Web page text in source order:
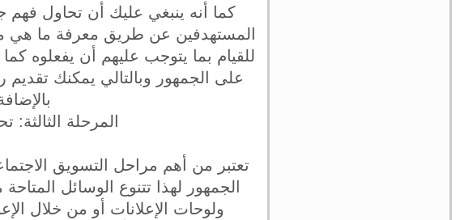
كما أنه ينبغي عليك أن تحاول فهم
المستهدفين عن طريق معرفة ما هي
للقيام بما يتوجب عليهم أن يفعلوه
على الجمهور وبالتالي يمكنك
المرحلة
تعتبر من أهم مراحل التسويق
الجمهور لهذا تتنوع الوسائل
ولوحات الإعلانات أو من خلال